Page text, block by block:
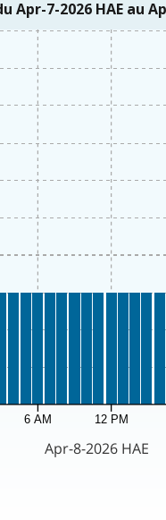
Apr-7-2026 HAE au
6 AM 12 PM
Apr-8-2026 HAE